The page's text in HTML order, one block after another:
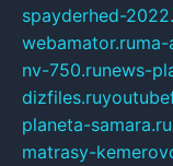
spayderhed-
webamator.ruma-
nv-750.runews-
dizfiles.ru
planeta-samara.ru
matrasy-